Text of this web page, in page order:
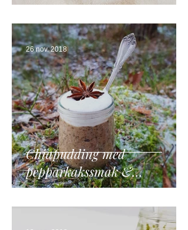
Chiapudding med
pepparkakssmak &
vaniljgrädde
26 nov. 2018